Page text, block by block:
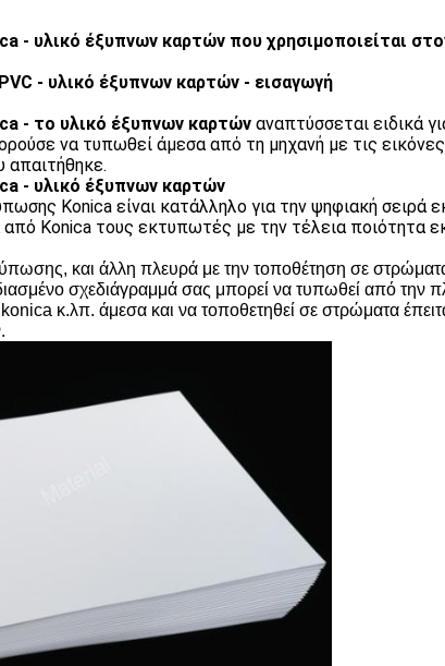
- υλικό έξυπνων καρτών που χρησιμοποιείται
- υλικό έξυπνων καρτών - εισαγωγή
- το υλικό έξυπνων καρτών αναπτύσσεται ειδικά
να τυπωθεί άμεσα από τη μηχανή με τις
απαιτήθηκε.
- υλικό έξυπνων καρτών
Konica είναι κατάλληλο για την ψηφιακή σειρά
Konica τους εκτυπωτές με την τέλεια ποιότητα
και άλλη πλευρά με την τοποθέτηση σε
σχεδιάγραμμά σας μπορεί να τυπωθεί από την
κ.λπ. άμεσα και να τοποθετηθεί σε στρώματα